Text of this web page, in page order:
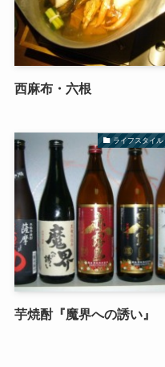
西麻布・六根
ライフスタイル
芋焼酎『魔界への誘い』